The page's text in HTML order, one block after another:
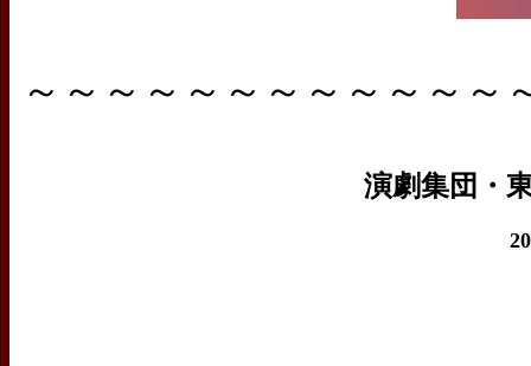
～～～～～～～～～～～～
演劇集団・